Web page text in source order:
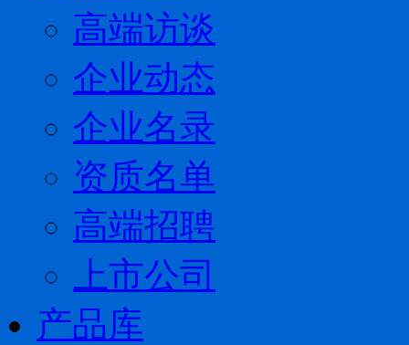
高端访谈
企业动态
企业名录
资质名单
高端招聘
上市公司
产品库